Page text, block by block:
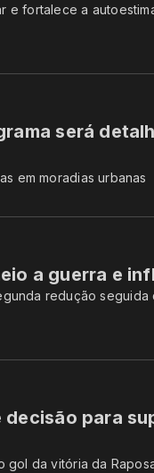
e fortalece a
será
em moradias urbanas
a guerra e
redução seguida
para
gol da vitória da